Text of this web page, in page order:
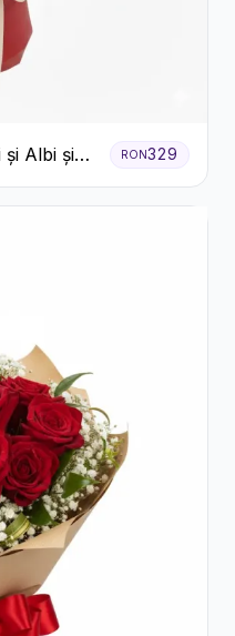
și Albi și
RON329